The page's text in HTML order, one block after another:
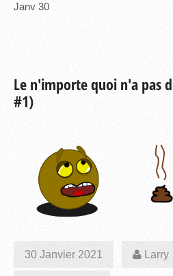
Janv 30
Le n'importe quoi n'a pas
#1)
30 Janvier 2021 Larry